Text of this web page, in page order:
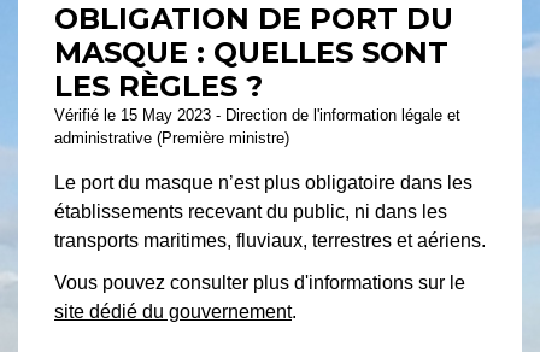
OBLIGATION DE PORT DU
MASQUE : QUELLES SONT
LES RÈGLES ?
Vérifié le 15 May 2023 - Direction de l'information légale et
administrative (Première ministre)
Le port du masque n’est plus obligatoire dans les
établissements recevant du public, ni dans les
transports maritimes, fluviaux, terrestres et aériens.
Vous pouvez consulter plus d'informations sur le
site dédié du gouvernement.